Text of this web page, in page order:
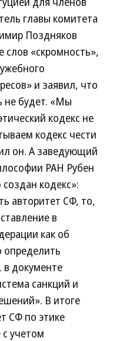
главы комитета
Поздняков
«скромность»,
и заявил, что
не будет. «Мы
кодекс не
кодекс чести
он. А заведующий
РАН Рубен
кодекс»:
авторитет СФ, то,
в
как об
определить
документе
санкций и
В итоге
СФ по этике
учетом